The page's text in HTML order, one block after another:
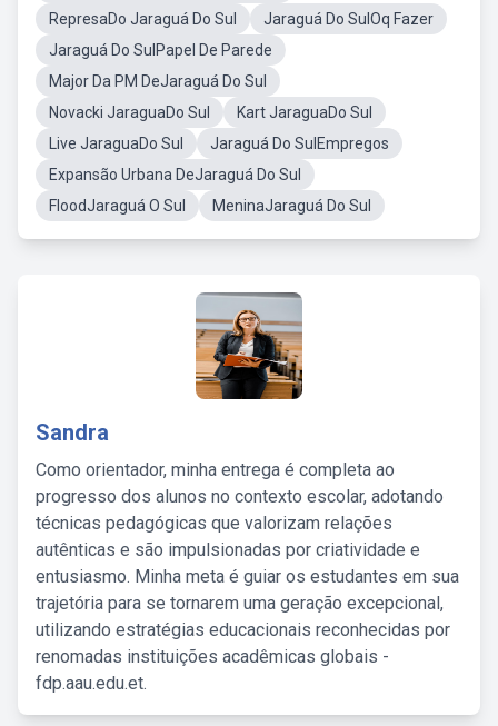
RepresaDo Jaraguá Do Sul
Jaraguá Do SulOq Fazer
Jaraguá Do SulPapel De Parede
Major Da PM DeJaraguá Do Sul
Novacki JaraguaDo Sul
Kart JaraguaDo Sul
Live JaraguaDo Sul
Jaraguá Do SulEmpregos
Expansão Urbana DeJaraguá Do Sul
FloodJaraguá O Sul
MeninaJaraguá Do Sul
Sandra
Como orientador, minha entrega é completa ao
progresso dos alunos no contexto escolar, adotando
técnicas pedagógicas que valorizam relações
autênticas e são impulsionadas por criatividade e
entusiasmo. Minha meta é guiar os estudantes em sua
trajetória para se tornarem uma geração excepcional,
utilizando estratégias educacionais reconhecidas por
renomadas instituições acadêmicas globais -
fdp.aau.edu.et.